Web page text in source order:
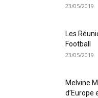
23/05/2019
Les
Football
23/05/2019
Melvine
d’Europe